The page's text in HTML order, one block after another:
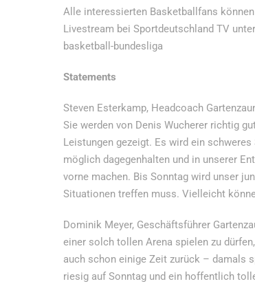
Alle interessierten Basketballfans
Livestream bei Sportdeutschland TV
basketball-bundesliga
Statements
Steven Esterkamp, Headcoach
Sie werden von Denis Wucherer richtig
Leistungen gezeigt. Es wird ein
möglich dagegenhalten und in unserer
vorne machen. Bis Sonntag wird unser
Situationen treffen muss. Vielleicht
Dominik Meyer, Geschäftsführer
einer solch tollen Arena spielen zu
auch schon einige Zeit zurück – damals
riesig auf Sonntag und ein hoffentlich